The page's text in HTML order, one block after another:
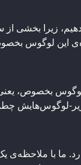
زیرا بخشی
این لوگوس
بخصوص،
لوگوس‌هایش
ما با